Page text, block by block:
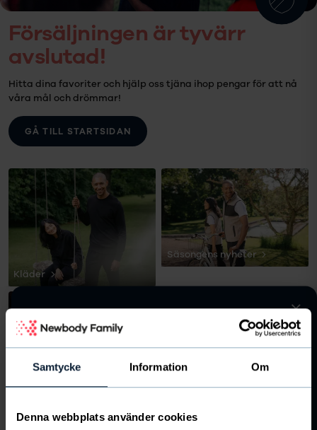
Samtycke Information Om
Denna webbplats använder cookies
Försäljningen är tyvärr
avslutad!
Hitta dina favoriter och hjälp oss tjäna ihop pengar för att nå
våra mål och drömmar!
GÅ TILL STARTSIDAN
Kläder
Säsongens nyheter
Följ Pirates Basketball mot målet!
Lämna din epost och följ Pirates Basketball
och Pirates Basketball på resan mot målet.